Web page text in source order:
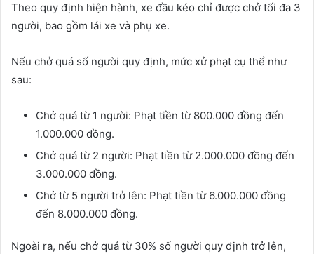
Theo quy định hiện hành, xe đầu kéo chỉ được chở tối đa 3
người, bao gồm lái xe và phụ xe.
Nếu chở quá số người quy định, mức xử phạt cụ thể như
sau:
Chở quá từ 1 người: Phạt tiền từ 800.000 đồng đến
1.000.000 đồng.
Chở quá từ 2 người: Phạt tiền từ 2.000.000 đồng đến
3.000.000 đồng.
Chở từ 5 người trở lên: Phạt tiền từ 6.000.000 đồng
đến 8.000.000 đồng.
Ngoài ra, nếu chở quá từ 30% số người quy định trở lên,